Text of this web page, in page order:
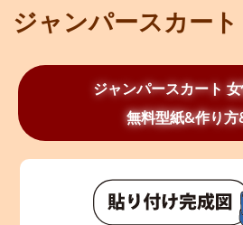
ジャンパースカー
ジャンパースカート
無料型紙&作り